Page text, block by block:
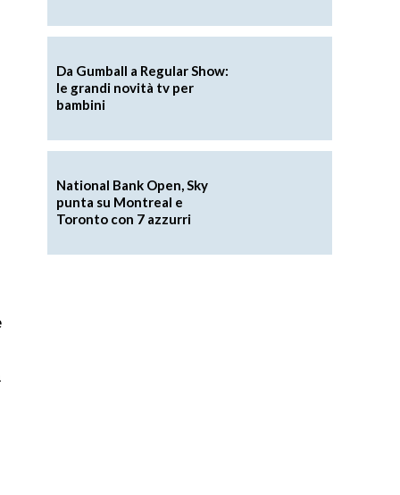
Da Gumball a Regular Show:
le grandi novità tv per
bambini
National Bank Open, Sky
punta su Montreal e
Toronto con 7 azzurri